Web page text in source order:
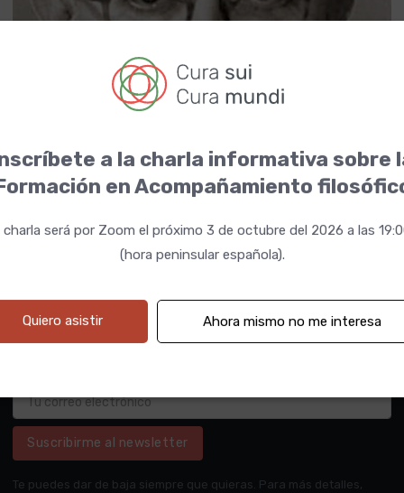
Suscribirme al newsletter
Te puedes dar de baja siempre que quieras. Para más detalles,
a la charla informativa sobre
en Acompañamiento
charla será por Zoom el próximo 3 de octubre del 2026 a las
(hora peninsular española).
Quiero asistir Ahora mismo no me interesa